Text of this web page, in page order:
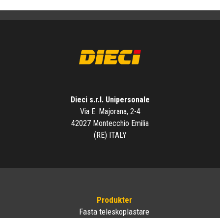
Dieci s.r.l. Unipersonale
Via E. Majorana, 2-4
42027 Montecchio Emilia
(RE) ITALY
Produkter
Fasta teleskoplastare